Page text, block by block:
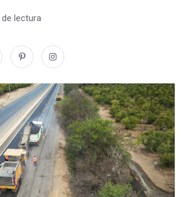
lectura